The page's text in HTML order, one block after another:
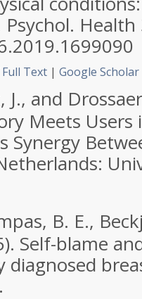
Psychol. Health
Text | Google Scholar
J., and
Meets Users
Synergy
B. E.,
Self-blame
diagnosed